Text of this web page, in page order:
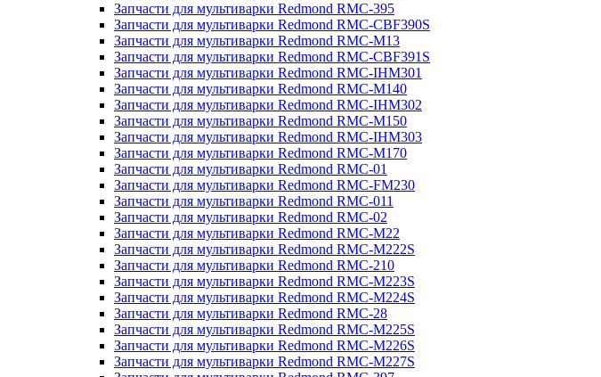
Запчасти для мультиварки Redmond RMC-395
Запчасти для мультиварки Redmond RMC-CBF390S
Запчасти для мультиварки Redmond RMC-M13
Запчасти для мультиварки Redmond RMC-CBF391S
Запчасти для мультиварки Redmond RMC-IHM301
Запчасти для мультиварки Redmond RMC-M140
Запчасти для мультиварки Redmond RMC-IHM302
Запчасти для мультиварки Redmond RMC-M150
Запчасти для мультиварки Redmond RMC-IHM303
Запчасти для мультиварки Redmond RMC-M170
Запчасти для мультиварки Redmond RMC-01
Запчасти для мультиварки Redmond RMC-FM230
Запчасти для мультиварки Redmond RMC-011
Запчасти для мультиварки Redmond RMC-02
Запчасти для мультиварки Redmond RMC-M22
Запчасти для мультиварки Redmond RMC-M222S
Запчасти для мультиварки Redmond RMC-210
Запчасти для мультиварки Redmond RMC-M223S
Запчасти для мультиварки Redmond RMC-M224S
Запчасти для мультиварки Redmond RMC-28
Запчасти для мультиварки Redmond RMC-M225S
Запчасти для мультиварки Redmond RMC-M226S
Запчасти для мультиварки Redmond RMC-M227S